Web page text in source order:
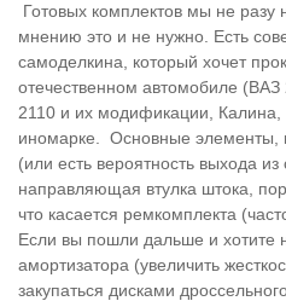
Готовых комплектов мы не
мнению это и не нужно. Есть
самоделкина, который хочет
отечественном автомобиле
2110 и их модификации,
иномарке. Основные элементы,
(или есть вероятность выхода из
направляющая втулка штока,
что касается ремкомплекта
Если вы пошли дальше и хотите
амортизатора (увеличить
закупаться дисками